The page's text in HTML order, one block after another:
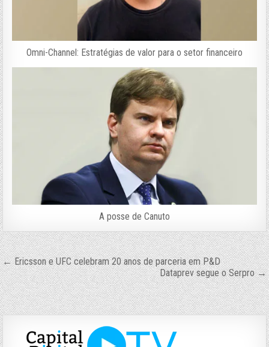
Omni-Channel: Estratégias de valor para o setor financeiro
A posse de Canuto
Navegação
de
Post
← Ericsson e UFC celebram 20 anos de parceria em P&D
Dataprev segue o Serpro →